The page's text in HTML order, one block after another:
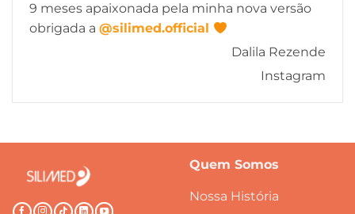
9 meses apaixonada pela minha nova versão
obrigada a @silimed.official
Dalila Rezende
Instagram
Quem Somos
Nossa História